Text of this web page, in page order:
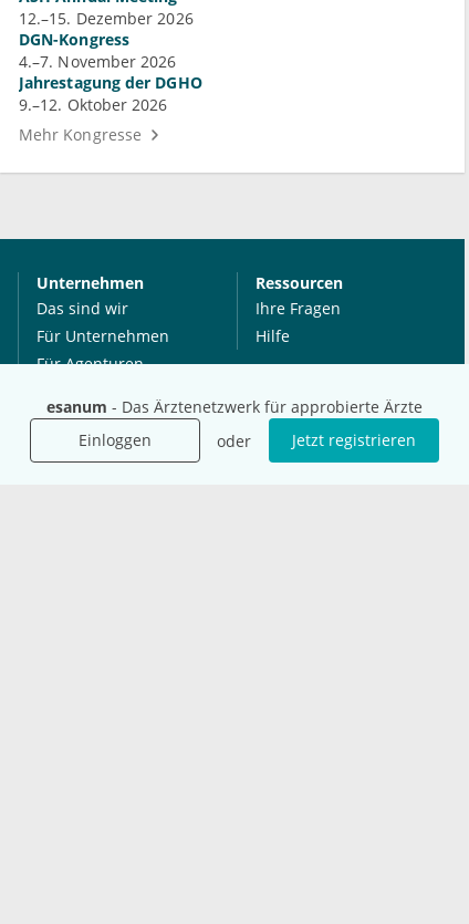
esanum - Das Ärztenetzwerk für approbierte Ärzte
Einloggen
oder Jetzt registrieren
12.–15. Dezember 2026
DGN-Kongress
4.–7. November 2026
Jahrestagung der DGHO
9.–12. Oktober 2026
Mehr Kongresse
Unternehmen
Das sind wir
Für Unternehmen
Für Agenturen
Presse
Karriere
Ressourcen
Ihre Fragen
Hilfe